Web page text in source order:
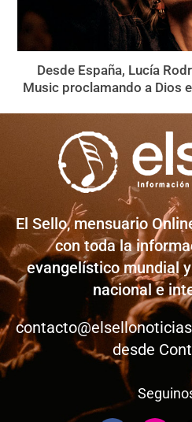
Desde España, Lucía
Music proclamando a Dios
El Sello, mensuario
con toda la
evangelístico mundial
nacional e
desde